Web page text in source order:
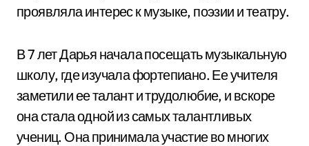
проявляла интерес к музыке, поэзии и театру.
В 7 лет Дарья начала посещать музыкальную
школу, где изучала фортепиано. Ее учителя
заметили ее талант и трудолюбие, и вскоре
она стала одной из самых талантливых
учениц. Она принимала участие во многих